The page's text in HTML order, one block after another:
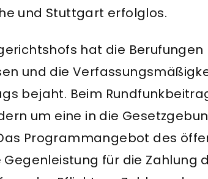
und Stuttgart erfolglos.
hat die Berufungen
und die
bejaht. Beim
um eine in die
Programmangebot des
für die Zahlung